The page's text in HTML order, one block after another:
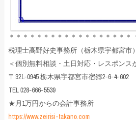
＊＊＊＊＊＊＊＊＊＊＊＊＊＊＊＊＊＊
税理士高野好史事務所（栃木県宇都宮市）
＜個別無料相談・土日対応・レスポンス
〒321-0945 栃木県宇都宮市宿郷2-6-4-602
TEL 028-666-5539
★月1万円からの会計事務所
https://www.zeirisi-takano.com